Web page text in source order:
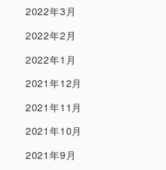
2022年3月
2022年2月
2022年1月
2021年12月
2021年11月
2021年10月
2021年9月